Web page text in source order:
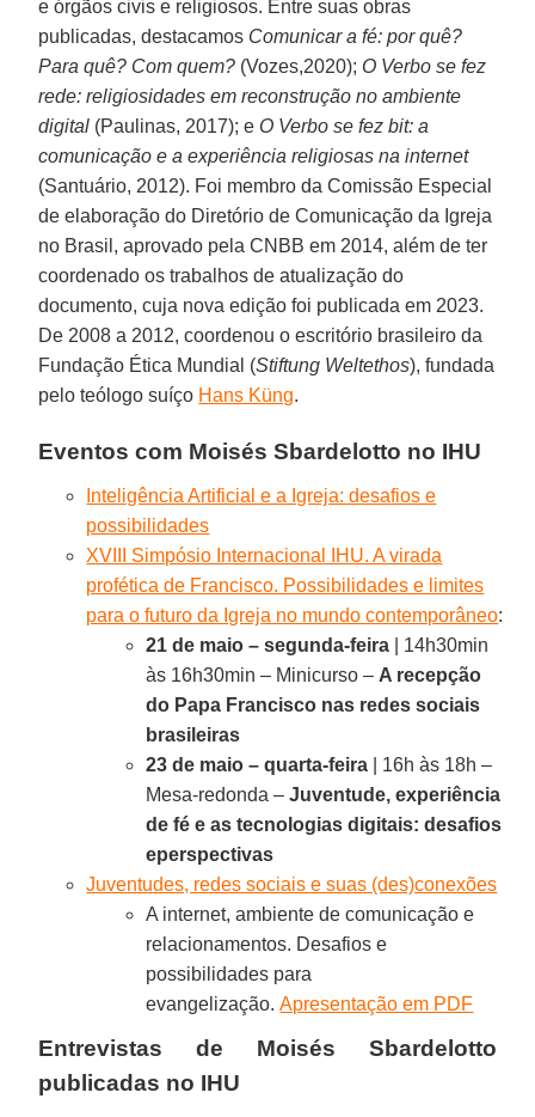
e órgãos civis e religiosos. Entre suas obras
publicadas, destacamos Comunicar a fé: por quê?
Para quê? Com quem? (Vozes,2020); O Verbo se fez
rede: religiosidades em reconstrução no ambiente
digital (Paulinas, 2017); e O Verbo se fez bit: a
comunicação e a experiência religiosas na internet
(Santuário, 2012). Foi membro da Comissão Especial
de elaboração do Diretório de Comunicação da Igreja
no Brasil, aprovado pela CNBB em 2014, além de ter
coordenado os trabalhos de atualização do
documento, cuja nova edição foi publicada em 2023.
De 2008 a 2012, coordenou o escritório brasileiro da
Fundação Ética Mundial (Stiftung Weltethos), fundada
pelo teólogo suíço Hans Küng.
Eventos com Moisés Sbardelotto no IHU
Inteligência Artificial e a Igreja: desafios e
possibilidades
XVIII Simpósio Internacional IHU. A virada
profética de Francisco. Possibilidades e limites
para o futuro da Igreja no mundo contemporâneo:
21 de maio – segunda-feira | 14h30min
às 16h30min – Minicurso – A recepção
do Papa Francisco nas redes sociais
brasileiras
23 de maio – quarta-feira | 16h às 18h –
Mesa-redonda –Juventude, experiência
de fé e as tecnologias digitais: desafios
eperspectivas
Juventudes, redes sociais e suas (des)conexões
A internet, ambiente de comunicação e
relacionamentos. Desafios e
possibilidades para
evangelização.Apresentação em PDF
Entrevistas de Moisés Sbardelotto
publicadas no IHU